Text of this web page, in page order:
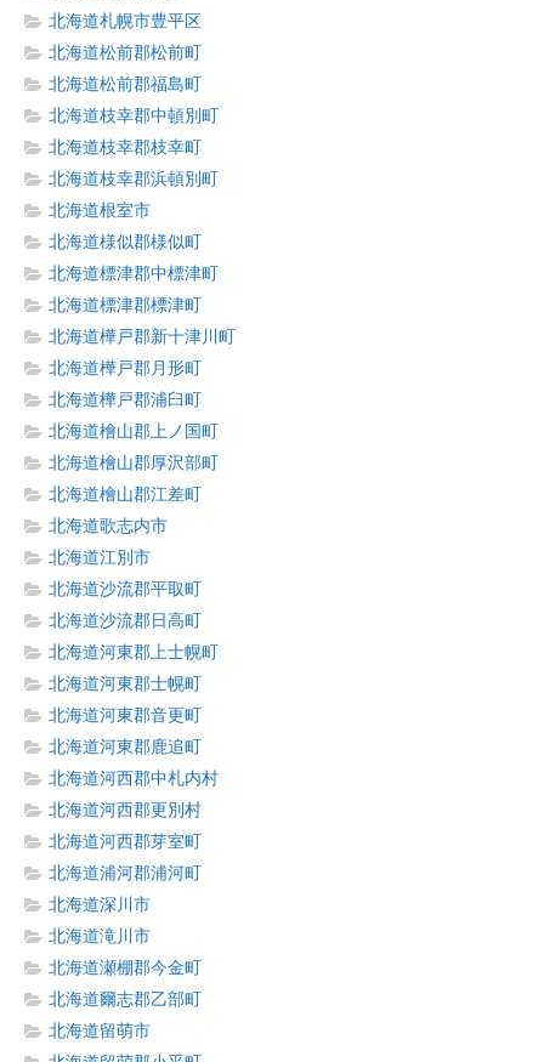
北海道札幌市豊平区
北海道松前郡松前町
北海道松前郡福島町
北海道枝幸郡中頓別町
北海道枝幸郡枝幸町
北海道枝幸郡浜頓別町
北海道根室市
北海道様似郡様似町
北海道標津郡中標津町
北海道標津郡標津町
北海道樺戸郡新十津川町
北海道樺戸郡月形町
北海道樺戸郡浦臼町
北海道檜山郡上ノ国町
北海道檜山郡厚沢部町
北海道檜山郡江差町
北海道歌志内市
北海道江別市
北海道沙流郡平取町
北海道沙流郡日高町
北海道河東郡上士幌町
北海道河東郡士幌町
北海道河東郡音更町
北海道河東郡鹿追町
北海道河西郡中札内村
北海道河西郡更別村
北海道河西郡芽室町
北海道浦河郡浦河町
北海道深川市
北海道滝川市
北海道瀬棚郡今金町
北海道爾志郡乙部町
北海道留萌市